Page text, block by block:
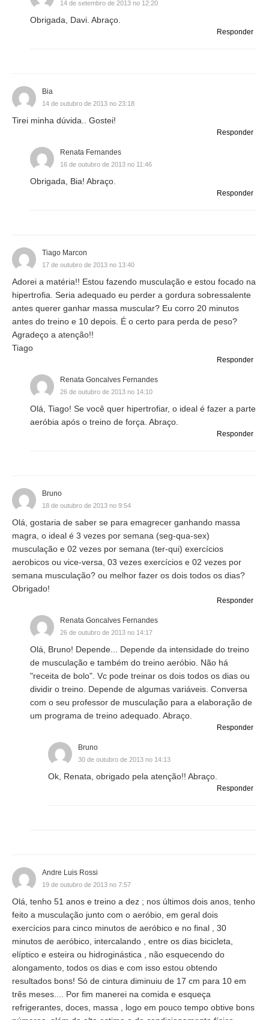
14 de setembro de 2013 no 12:20
Obrigada, Davi. Abraço.
Responder
Bia
14 de outubro de 2013 no 23:18
Tirei minha dúvida.. Gostei!
Responder
Renata Fernandes
16 de outubro de 2013 no 11:46
Obrigada, Bia! Abraço.
Responder
Tiago Marcon
17 de outubro de 2013 no 13:40
Adorei a matéria!! Estou fazendo musculação e estou focado na
hipertrofia. Seria adequado eu perder a gordura sobressalente
antes querer ganhar massa muscular? Eu corro 20 minutos
antes do treino e 10 depois. É o certo para perda de peso?
Agradeço a atenção!!
Tiago
Responder
Renata Goncalves Fernandes
26 de outubro de 2013 no 14:10
Olá, Tiago! Se você quer hipertrofiar, o ideal é fazer a parte
aeróbia após o treino de força. Abraço.
Responder
Bruno
18 de outubro de 2013 no 9:54
Olá, gostaria de saber se para emagrecer ganhando massa
magra, o ideal é 3 vezes por semana (seg-qua-sex)
musculação e 02 vezes por semana (ter-qui) exercícios
aerobicos ou vice-versa, 03 vezes exercícios e 02 vezes por
semana musculação? ou melhor fazer os dois todos os dias?
Obrigado!
Responder
Renata Goncalves Fernandes
26 de outubro de 2013 no 14:17
Olá, Bruno! Depende... Depende da intensidade do treino
de musculação e também do treino aeróbio. Não há
"receita de bolo". Vc pode treinar os dois todos os dias ou
dividir o treino. Depende de algumas variáveis. Conversa
com o seu professor de musculação para a elaboração de
um programa de treino adequado. Abraço.
Responder
Bruno
30 de outubro de 2013 no 14:13
Ok, Renata, obrigado pela atenção!! Abraço.
Responder
Andre Luis Rossi
19 de outubro de 2013 no 7:57
Olá, tenho 51 anos e treino a dez ; nos últimos dois anos, tenho
feito a musculação junto com o aeróbio, em geral dois
exercícios para cinco minutos de aeróbico e no final , 30
minutos de aeróbico, intercalando , entre os dias bicicleta,
elíptico e esteira ou hidroginástica , não esquecendo do
alongamento, todos os dias e com isso estou obtendo
resultados bons! Só de cintura diminuiu de 17 cm para 10 em
três meses.... Por fim manerei na comida e esqueça
refrigerantes, doces, massa , logo em pouco tempo obtive bons